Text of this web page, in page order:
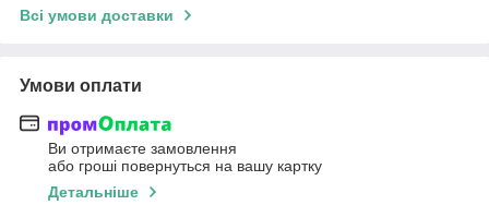
Всі умови доставки
Умови оплати
Ви отримаєте замовлення
або гроші повернуться на вашу картку
Детальніше